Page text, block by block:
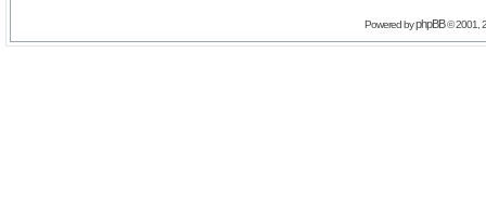
Powered byphpBB© 2001,